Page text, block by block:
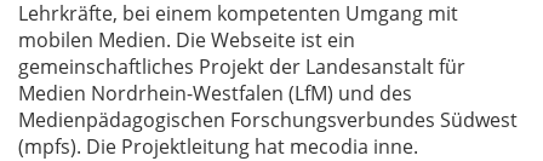
Lehrkräfte, bei einem kompetenten Umgang mit
mobilen Medien. Die Webseite ist ein
gemeinschaftliches Projekt der Landesanstalt für
Medien Nordrhein-Westfalen (LfM) und des
Medienpädagogischen Forschungsverbundes Südwest
(mpfs). Die Projektleitung hat mecodia inne.